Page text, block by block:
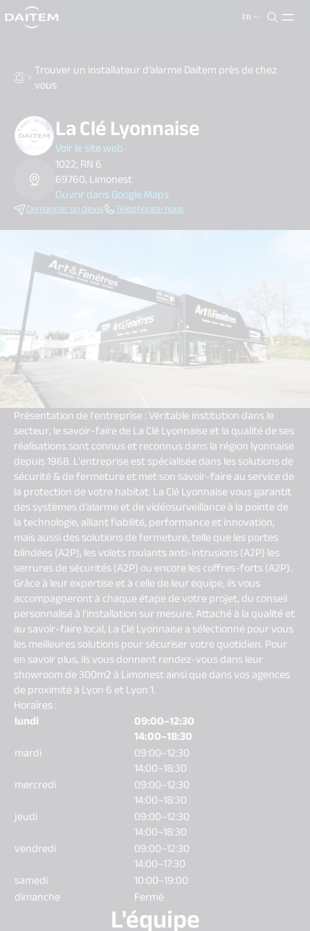
FR
search.label
Trouver un installateur d’alarme Daitem près de chez
vous
La Clé Lyonnaise
Voir le site web
1022; RN 6
69760, Limonest
Ouvrir dans Google Maps
Demander un devis Téléphonez-nous
Présentation de l'entreprise : Véritable institution dans le
secteur, le savoir-faire de La Clé Lyonnaise et la qualité de ses
réalisations sont connus et reconnus dans la région lyonnaise
depuis 1968. L'entreprise est spécialisée dans les solutions de
sécurité & de fermeture et met son savoir-faire au service de
la protection de votre habitat. La Clé Lyonnaise vous garantit
des systèmes d’alarme et de vidéosurveillance à la pointe de
la technologie, alliant fiabilité, performance et innovation,
mais aussi des solutions de fermeture, telle que les portes
blindées (A2P), les volets roulants anti-intrusions (A2P) les
serrures de sécurités (A2P) ou encore les coffres-forts (A2P).
Grâce à leur expertise et à celle de leur équipe, ils vous
accompagneront à chaque étape de votre projet, du conseil
personnalisé à l’installation sur mesure. Attaché à la qualité et
au savoir-faire local, La Clé Lyonnaise a sélectionné pour vous
les meilleures solutions pour sécuriser votre quotidien. Pour
en savoir plus, ils vous donnent rendez-vous dans leur
showroom de 300m2 à Limonest ainsi que dans vos agences
de proximité à Lyon 6 et Lyon 1.
Horaires :
lundi 09:00–12:30
14:00–18:30
mardi
09:00–12:30
14:00–18:30
mercredi
09:00–12:30
14:00–18:30
jeudi
09:00–12:30
14:00–18:30
vendredi
09:00–12:30
14:00–17:30
samedi
10:00–19:00
dimanche
Fermé
L'équipe